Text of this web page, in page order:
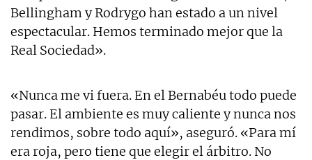
Bellingham y Rodrygo han estado a un nivel
espectacular. Hemos terminado mejor que la
Real Sociedad».
«Nunca me vi fuera. En el Bernabéu todo puede
pasar. El ambiente es muy caliente y nunca nos
rendimos, sobre todo aquí», aseguró. «Para mí
era roja, pero tiene que elegir el árbitro. No